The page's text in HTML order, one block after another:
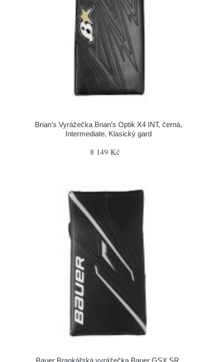
Brian’s Vyrážečka Brian’s Optik X4 INT, černá,
Intermediate, Klasický gard
8 149 Kč
Bauer Brankářská vyrážečka Bauer GSX SR,